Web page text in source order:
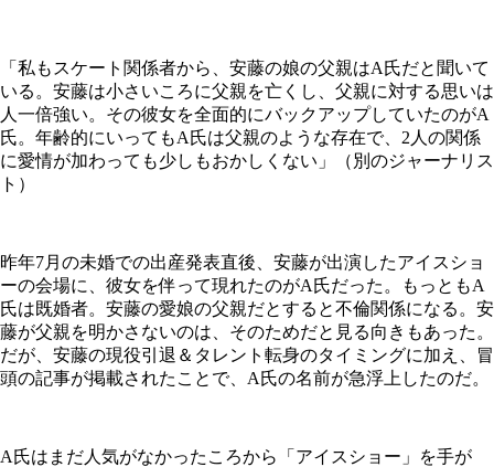
「私もスケート関係者から、安藤の娘の父親はA氏だと聞いて
いる。安藤は小さいころに父親を亡くし、父親に対する思いは
人一倍強い。その彼女を全面的にバックアップしていたのがA
氏。年齢的にいってもA氏は父親のような存在で、2人の関係
に愛情が加わっても少しもおかしくない」（別のジャーナリス
ト）
昨年7月の未婚での出産発表直後、安藤が出演したアイスショ
ーの会場に、彼女を伴って現れたのがA氏だった。もっともA
氏は既婚者。安藤の愛娘の父親だとすると不倫関係になる。安
藤が父親を明かさないのは、そのためだと見る向きもあった。
だが、安藤の現役引退＆タレント転身のタイミングに加え、冒
頭の記事が掲載されたことで、A氏の名前が急浮上したのだ。
A氏はまだ人気がなかったころから「アイスショー」を手が